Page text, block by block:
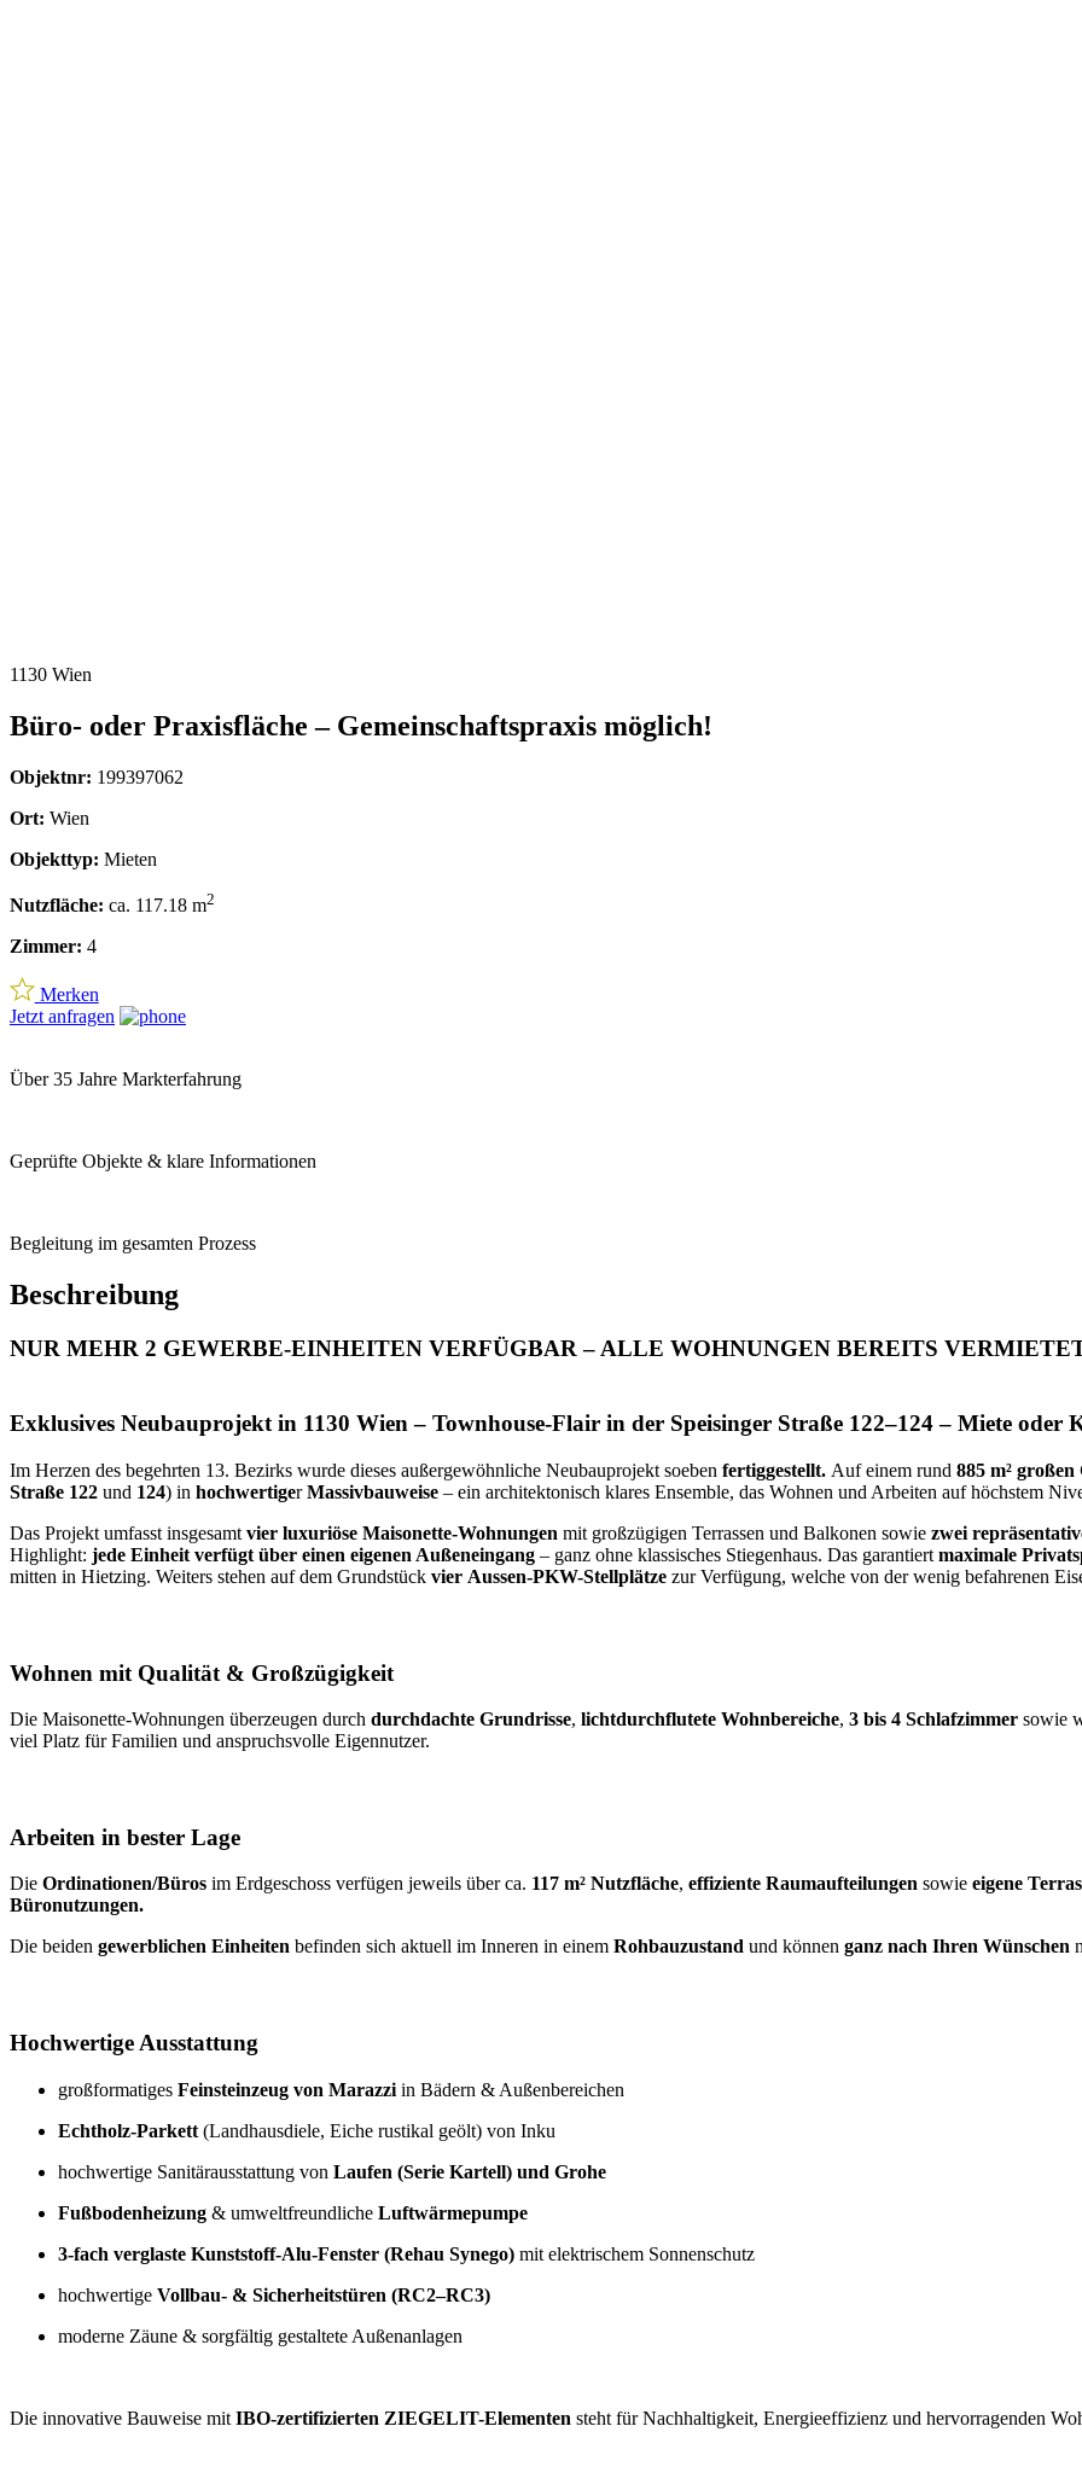
1130 Wien
Büro- oder Praxisfläche – Gemeinschaftspraxis möglich!
Objektnr: 199397062
Ort: Wien
Objekttyp: Mieten
Nutzfläche: ca. 117.18 m2
Zimmer: 4
Merken
Jetzt anfragen
Über 35 Jahre Markterfahrung
Geprüfte Objekte & klare Informationen
Begleitung im gesamten Prozess
Beschreibung
NUR MEHR 2 GEWERBE-EINHEITEN VERFÜGBAR – ALLE WOHNUNGEN BEREITS
Exklusives Neubauprojekt in 1130 Wien – Townhouse-Flair in der Speisinger Straße 122–124 – Miete oder
Im Herzen des begehrten 13. Bezirks wurde dieses außergewöhnliche Neubauprojekt soeben fertiggestellt. Auf einem rund 885 m²
Straße 122 und 124) in hochwertigerMassivbauweise – ein architektonisch klares Ensemble, das Wohnen und Arbeiten auf höchstem
Das Projekt umfasst insgesamt vier luxuriöse Maisonette-Wohnungen mit großzügigen Terrassen und Balkonen sowie zwei
Highlight: jede Einheit verfügt über einen eigenen Außeneingang – ganz ohne klassisches Stiegenhaus. Das garantiert maximale
mitten in Hietzing. Weiters stehen auf dem Grundstück vier Aussen-PKW-Stellplätze zur Verfügung, welche von der wenig befahrenen
Wohnen mit Qualität & Großzügigkeit
Die Maisonette-Wohnungen überzeugen durch durchdachte Grundrisse, lichtdurchflutete Wohnbereiche, 3 bis 4 Schlafzimmer sowie
viel Platz für Familien und anspruchsvolle Eigennutzer.
Arbeiten in bester Lage
Die Ordinationen/Büros im Erdgeschoss verfügen jeweils über ca. 117 m² Nutzfläche, effiziente Raumaufteilungen sowie eigene
Büro­nutzungen.
Die beiden gewerblichen Einheiten befinden sich aktuell im Inneren in einem Rohbauzustand und können ganz nach Ihren Wünschen
Hochwertige Ausstattung
großformatiges Feinsteinzeug von Marazzi in Bädern & Außenbereichen
Echtholz-Parkett (Landhausdiele, Eiche rustikal geölt) von Inku
hochwertige Sanitärausstattung von Laufen (Serie Kartell) und Grohe
Fußbodenheizung & umweltfreundliche Luftwärmepumpe
3-fach verglaste Kunststoff-Alu-Fenster (Rehau Synego) mit elektrischem Sonnenschutz
hochwertige Vollbau- & Sicherheitstüren (RC2–RC3)
moderne Zäune & sorgfältig gestaltete Außenanlagen
Die innovative Bauweise mit IBO-zertifizierten ZIEGELIT-Elementen steht für Nachhaltigkeit, Energieeffizienz und hervorragenden